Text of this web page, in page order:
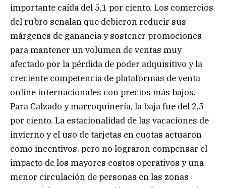
importante caída del 5,1 por ciento. Los comercios
del rubro señalan que debieron reducir sus
márgenes de ganancia y sostener promociones
para mantener un volumen de ventas muy
afectado por la pérdida de poder adquisitivo y la
creciente competencia de plataformas de venta
online internacionales con precios más bajos.
Para Calzado y marroquinería, la baja fue del 2,5
por ciento. La estacionalidad de las vacaciones de
invierno y el uso de tarjetas en cuotas actuaron
como incentivos, pero no lograron compensar el
impacto de los mayores costos operativos y una
menor circulación de personas en las zonas